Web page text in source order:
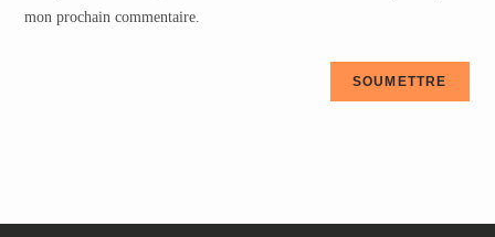
mon prochain commentaire.